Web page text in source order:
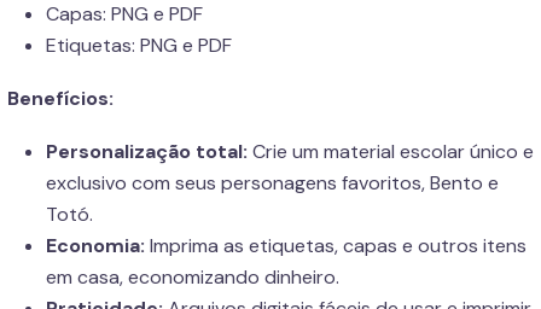
Capas: PNG e PDF
Etiquetas: PNG e PDF
Benefícios:
Personalização total: Crie um material escolar único e
exclusivo com seus personagens favoritos, Bento e
Totó.
Economia: Imprima as etiquetas, capas e outros itens
em casa, economizando dinheiro.